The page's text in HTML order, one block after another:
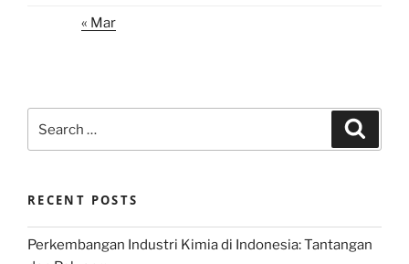
« Mar
for:
RECENT POSTS
Perkembangan Industri Kimia di Indonesia: Tantangan